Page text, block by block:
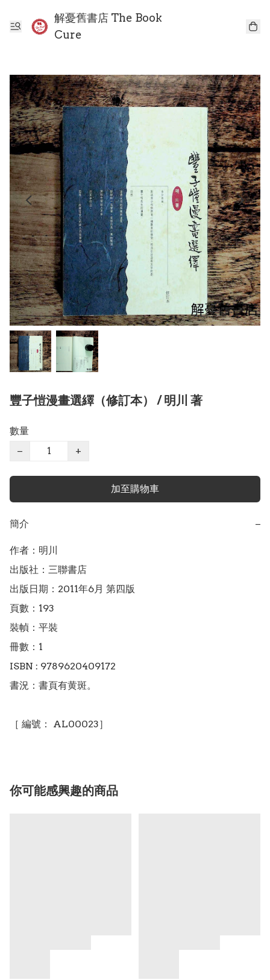
解憂舊書店 The Book
Cure
豐子愷漫畫選繹（修訂本） / 明川 著
數量
−
+
加至購物車
簡介 −
作者：明川
出版社：三聯書店
出版日期：2011年6月 第四版
頁數：193
裝幀：平裝
冊數：1
ISBN : 9789620409172
書況：書頁有黄斑。
［ 編號： AL00023］
你可能感興趣的商品